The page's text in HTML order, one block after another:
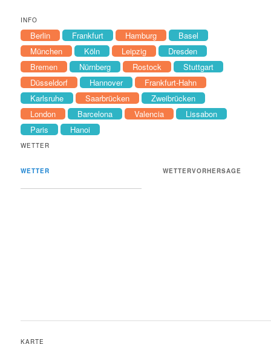
INFO
Berlin Frankfurt Hamburg
Basel
München
Köln Leipzig
Dresden
Bremen
Nürnberg Rostock
Stuttgart
Düsseldorf
Hannover
Frankfurt-Hahn
Karlsruhe
Saarbrücken
Zweibrücken
London
Barcelona Valencia
Lissabon
Paris
Hanoi
WETTER
WETTER WETTERVORHERSAGE
KARTE